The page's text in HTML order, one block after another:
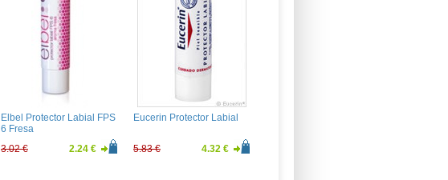
Elbel Protector Labial FPS
6 Fresa
3.02 €
2.24 €
Eucerin Protector Labial
5.83 € 4.32 €